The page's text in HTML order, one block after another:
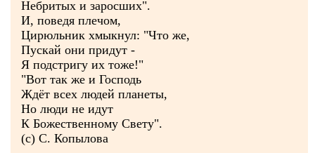
Небритых и заросших".
И, поведя плечом,
Цирюльник хмыкнул: "Что же,
Пускай они придут -
Я подстригу их тоже!"
"Вот так же и Господь
Ждёт всех людей планеты,
Но люди не идут
К Божественному Свету".
(с) С. Копылова